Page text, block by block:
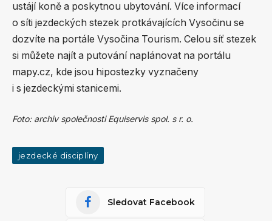
ustájí koně a poskytnou ubytování. Více informací
o síti jezdeckých stezek protkávajících Vysočinu se
dozvíte na portále Vysočina Tourism. Celou síť stezek
si můžete najít a putování naplánovat na portálu
mapy.cz, kde jsou hipostezky vyznačeny
i s jezdeckými stanicemi.
Foto: archiv společnosti Equiservis spol. s r. o.
jezdecké disciplíny
Sledovat Facebook